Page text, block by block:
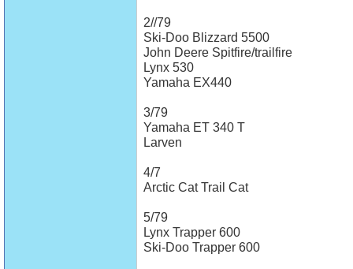
2//79
Ski-Doo Blizzard 5500
John Deere Spitfire/trailfire
Lynx 530
Yamaha EX440
3/79
Yamaha ET 340 T
Larven
4/7
Arctic Cat Trail Cat
5/79
Lynx Trapper 600
Ski-Doo Trapper 600